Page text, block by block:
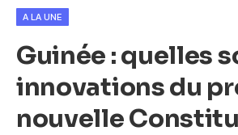
A LA UNE
Guinée : quelles
innovations du
nouvelle